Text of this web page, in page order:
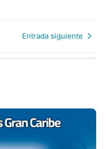
Entrada siguiente